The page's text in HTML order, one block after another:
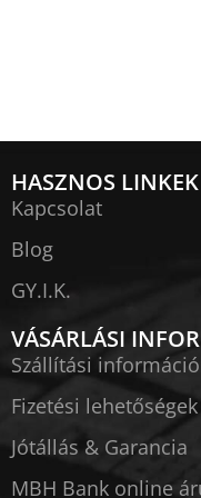
HASZNOS LINKEK
Kapcsolat
Blog
GY.I.K.
VÁSÁRLÁSI
Szállítási
Fizetési lehetőségek
Jótállás & Garancia
MBH Bank online